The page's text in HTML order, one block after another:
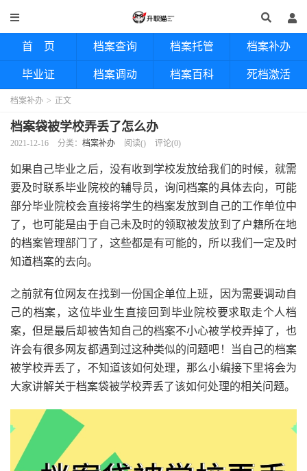
首 页 档案查询 档案托管 档案补办
毕业证 档案调动 档案百科 死档激活
档案补办 > 正文
档案袋被学校弄丢了怎么办
2021-12-16 分类： 档案补办 阅读() 评论(0)
如果自己毕业之后，没有收到学校发放给我们的时候，就需
要及时联系毕业院校的辅导员，询问档案的具体去向，可能
部分毕业院校会直接将学生的档案发放到自己的工作单位中
了，也可能是由于自己未及时的领取被发放到了户籍所在地
的档案管理部门了，这些都是有可能的，所以我们一定及时
知道档案的去向。
之前就有位网友在找到一份国企单位上班，因为需要调动自
己的档案，这位毕业生直接回到毕业院校要求取走个人档
案，但是最后却被告知自己的档案不小心被学校弄掉了，也
许会有很多网友都遇到过这种类似的问题吧！当自己的档案
被学校弄丢了，不知道该如何处理，那么小编接下里将会为
大家讲解关于档案袋被学校弄丢了该如何处理的相关问题。